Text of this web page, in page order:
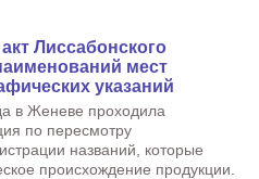
Лиссабонского
мест
указаний
в Женеве проходила
по пересмотру
названий, которые
происхождение продукции.